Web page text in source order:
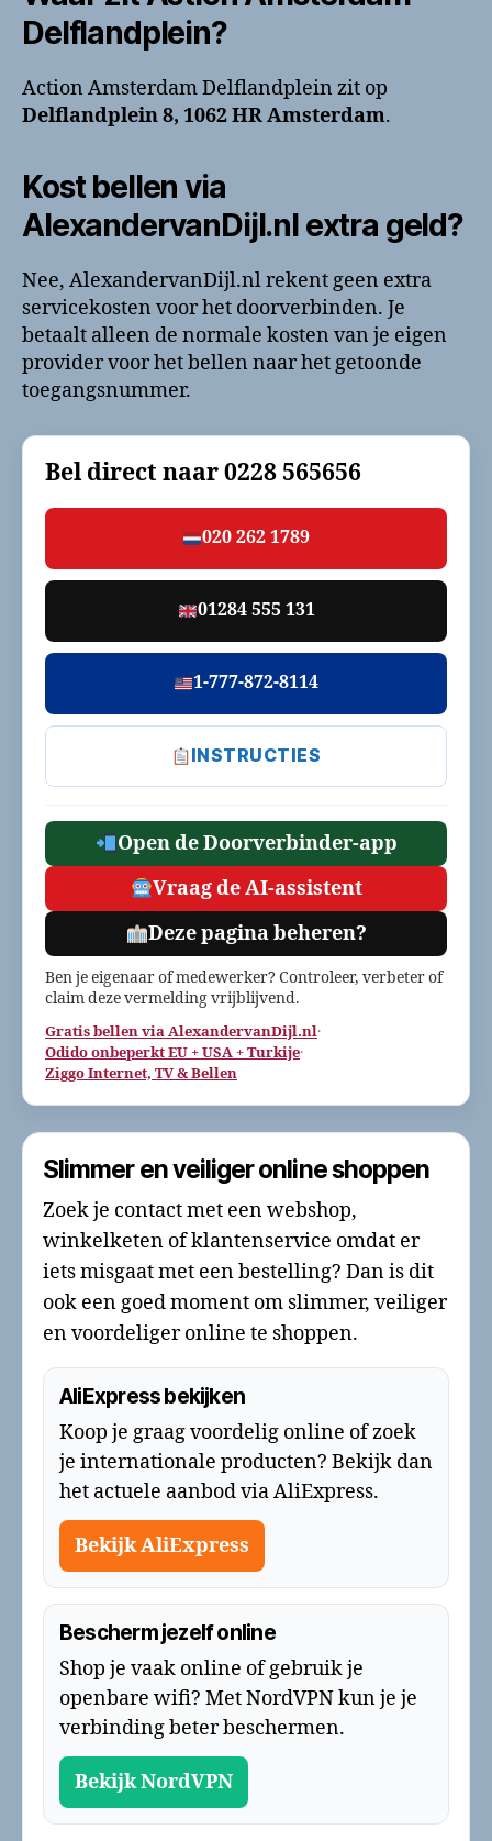
Delflandplein?
Action Amsterdam Delflandplein zit op
Delflandplein 8, 1062 HR Amsterdam.
Kost bellen via
AlexandervanDijl.nl extra geld?
Nee, AlexandervanDijl.nl rekent geen extra
servicekosten voor het doorverbinden. Je
betaalt alleen de normale kosten van je eigen
provider voor het bellen naar het getoonde
toegangsnummer.
Bel direct naar0228 565656
020 262 1789
01284 555 131
1-777-872-8114
INSTRUCTIES
Open de Doorverbinder-app
Vraag de AI-assistent
Deze pagina beheren?
Ben je eigenaar of medewerker? Controleer, verbeter of
claim deze vermelding vrijblijvend.
Gratis bellen via AlexandervanDijl.nl·
Odido onbeperkt EU + USA + Turkije·
Ziggo Internet, TV & Bellen
Slimmer en veiliger online shoppen
Zoek je contact met een webshop,
winkelketen of klantenservice omdat er
iets misgaat met een bestelling? Dan is dit
ook een goed moment om slimmer, veiliger
en voordeliger online te shoppen.
AliExpress bekijken
Koop je graag voordelig online of zoek
je internationale producten? Bekijk dan
het actuele aanbod via AliExpress.
Bekijk AliExpress
Bescherm jezelf online
Shop je vaak online of gebruik je
openbare wifi? Met NordVPN kun je je
verbinding beter beschermen.
Bekijk NordVPN